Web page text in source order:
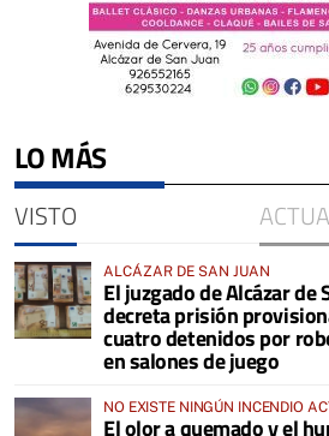
LO MÁS
VISTO
ALCÁZAR DE SAN JUAN
El juzgado de Alcázar de
decreta prisión
cuatro detenidos por
en salones de juego
NO EXISTE NINGÚN INCENDIO
COMARCA
El olor a quemado y el